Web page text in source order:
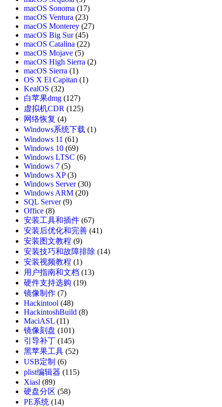
macOS Sonoma (17)
macOS Ventura (23)
macOS Monterey (27)
macOS Big Sur(45)
macOS Catalina (22)
macOS Mojave (5)
macOS High Sierra (2)
macOS Sierra (1)
OS X El Capitan (1)
KealOS (32)
白苹果dmg (127)
虚拟机CDR (125)
网络恢复 (4)
Windows系统下载 (1)
Windows 11 (61)
Windows 10 (69)
Windows LTSC (6)
Windows 7 (5)
Windows XP(3)
Windows Server(30)
Windows ARM (20)
SQL Server(9)
Office (8)
安装工具和插件 (67)
安装后优化和完善 (41)
安装图文教程 (9)
安装技巧和故障排除 (14)
安装视频教程 (1)
用户指南和文档 (13)
硬件支持选购 (19)
镜像制作 (7)
Hackintool (48)
HackintoshBuild (8)
MaciASL (11)
镜像刻盘 (101)
引导补丁 (145)
黑苹果工具 (52)
USB定制 (6)
plist编辑器 (115)
Xiasl (89)
硬盘分区 (58)
PE系统 (14)